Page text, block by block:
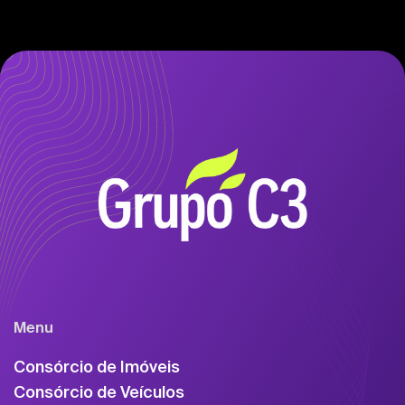
Menu
Consórcio de Imóveis
Consórcio de Veículos